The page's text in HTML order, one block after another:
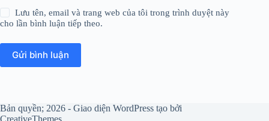
Lưu tên, email và trang web của tôi trong trình duyệt này
cho lần bình luận tiếp theo.
Gửi bình luận
Bản quyền; 2026 - Giao diện WordPress tạo bởi
CreativeThemes